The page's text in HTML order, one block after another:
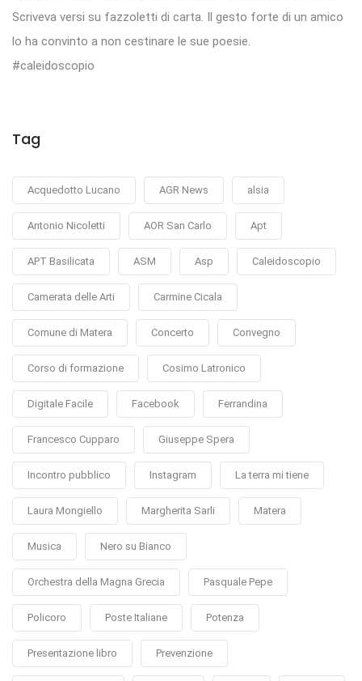
Scriveva versi su fazzoletti di carta. Il gesto forte di un amico
lo ha convinto a non cestinare le sue poesie.
#caleidoscopio
Tag
Acquedotto Lucano AGR News alsia
Antonio Nicoletti AOR San Carlo Apt
APT Basilicata ASM Asp Caleidoscopio
Camerata delle Arti Carmine Cicala
Comune di Matera Concerto Convegno
Corso di formazione Cosimo Latronico
Digitale Facile Facebook Ferrandina
Francesco Cupparo Giuseppe Spera
Incontro pubblico Instagram La terra mi tiene
Laura Mongiello Margherita Sarli Matera
Musica Nero su Bianco
Orchestra della Magna Grecia Pasquale Pepe
Policoro Poste Italiane Potenza
Presentazione libro Prevenzione